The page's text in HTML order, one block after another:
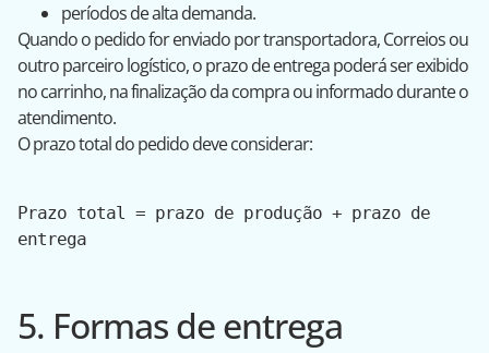
períodos de alta demanda.
Quando o pedido for enviado por transportadora, Correios ou
outro parceiro logístico, o prazo de entrega poderá ser exibido
no carrinho, na finalização da compra ou informado durante o
atendimento.
O prazo total do pedido deve considerar:
Prazo total = prazo de produção + prazo de
entrega
5. Formas de entrega